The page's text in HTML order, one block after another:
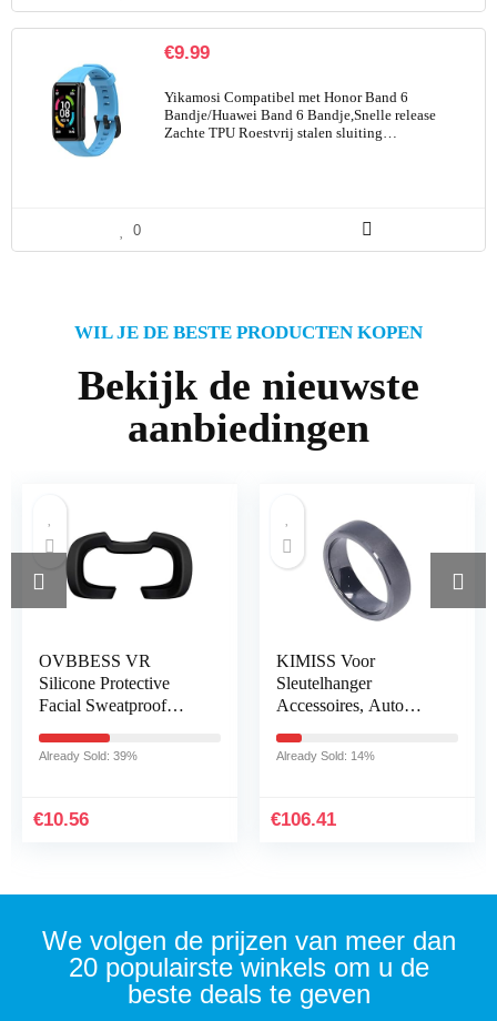
€9.99
Yikamosi Compatibel met Honor Band 6
Bandje/Huawei Band 6 Bandje,Snelle release
Zachte TPU Roestvrij stalen sluiting…
0
WIL JE DE BESTE PRODUCTEN KOPEN
Bekijk de nieuwste
aanbiedingen
OVBBESS VR
Silicone Protective
Facial Sweatproof
Lens Pad Anti-Dirty
Already Sold: 39%
€10.56
KIMISS Voor
Sleutelhanger
Accessoires, Auto
Waterdicht Mat Zwart
Model 3 X…
Already Sold: 14%
€106.41
We volgen de prijzen van meer dan
20 populairste winkels om u de
beste deals te geven